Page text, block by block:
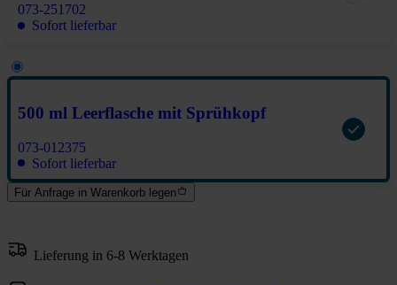
073-251702
Sofort lieferbar
500 ml Leerflasche mit Sprühkopf
073-012375
Sofort lieferbar
Für Anfrage in Warenkorb legen
Lieferung in 6-8 Werktagen